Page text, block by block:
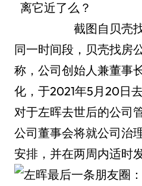
截图自贝壳
同一时间段，贝壳找房
称，公司创始人兼董事
化，于2021年5月20日去
对于左晖去世后的公司
公司董事会将就公司治
安排，并在两周内适时